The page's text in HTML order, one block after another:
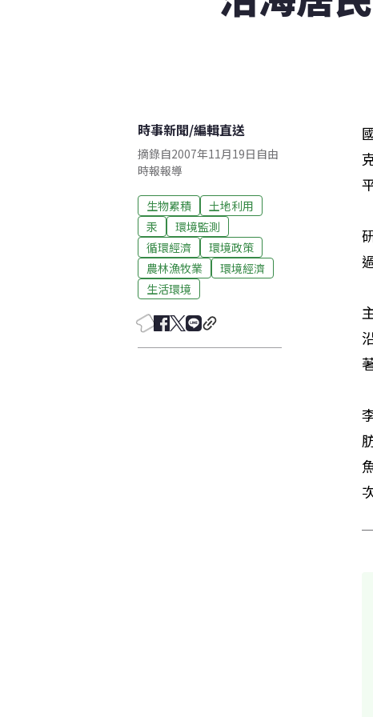
時事新聞/編輯直送
摘錄自2007年11月19日自由
時報報導
生物累積
土地利用
汞
環境監測
循環經濟
環境政策
農林漁牧業
環境經濟
生活環境